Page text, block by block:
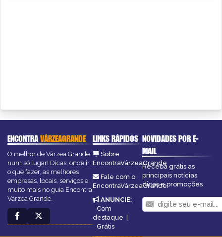
ENCONTRAVÁRZEAGRANDE
O melhor de Várzea Grande
num só lugar! Dicas, onde ir,
o que fazer, as melhores
empresas, locais, serviços e
muito mais no guia Encontra
Várzea Grande.
LINKS RÁPIDOS
Sobre
EncontraVárzeaGrande
Fale com o
EncontraVárzeaGrande
ANUNCIE:
Com
destaque |
Grátis
NOVIDADES POR E-
MAIL
Receba grátis as
principais notícias,
dicas e promoções